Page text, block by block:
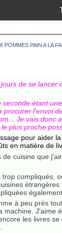
POMMES PAIN A LA
de se lancer
étant
procurer l'envoi
Je vais donc
plus proche
pour aider
en matière de
cuisine que
compliqués,
également.
à peu près
machine. J'aime
les livres